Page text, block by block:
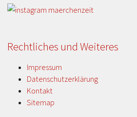
Rechtliches und Weiteres
Impressum
Datenschutzerklärung
Kontakt
Sitemap